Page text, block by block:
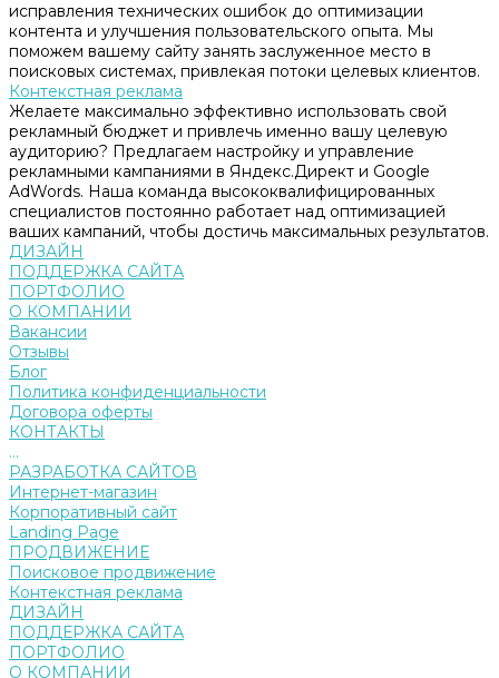
исправления технических ошибок до оптимизации
контента и улучшения пользовательского опыта. Мы
поможем вашему сайту занять заслуженное место в
поисковых системах, привлекая потоки целевых клиентов.
Контекстная реклама
Желаете максимально эффективно использовать свой
рекламный бюджет и привлечь именно вашу целевую
аудиторию? Предлагаем настройку и управление
рекламными кампаниями в Яндекс.Директ и Google
AdWords. Наша команда высококвалифицированных
специалистов постоянно работает над оптимизацией
ваших кампаний, чтобы достичь максимальных результатов.
ДИЗАЙН
ПОДДЕРЖКА САЙТА
ПОРТФОЛИО
О КОМПАНИИ
Вакансии
Отзывы
Блог
Политика конфиденциальности
Договора оферты
КОНТАКТЫ
...
РАЗРАБОТКА САЙТОВ
Интернет-магазин
Корпоративный сайт
Landing Page
ПРОДВИЖЕНИЕ
Поисковое продвижение
Контекстная реклама
ДИЗАЙН
ПОДДЕРЖКА САЙТА
ПОРТФОЛИО
О КОМПАНИИ